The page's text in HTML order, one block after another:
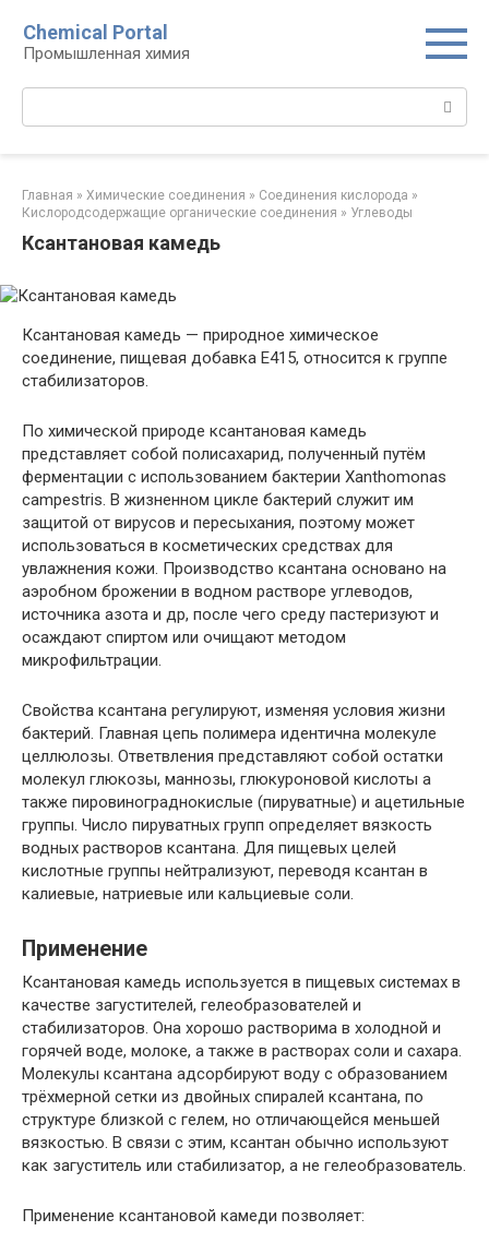
контенту
Chemical Portal
Промышленная химия
Главная » Химические соединения » Соединения кислорода‎ »
Кислородсодержащие органические соединения‎ » Углеводы‎
Ксантановая камедь
Ксантановая камедь — природное химическое
соединение, пищевая добавка Е415, относится к группе
стабилизаторов.
По химической природе ксантановая камедь
представляет собой полисахарид, полученный путём
ферментации с использованием бактерии Xanthomonas
campestris. В жизненном цикле бактерий служит им
защитой от вирусов и пересыхания, поэтому может
использоваться в косметических средствах для
увлажнения кожи. Производство ксантана основано на
аэробном брожении в водном растворе углеводов,
источника азота и др, после чего среду пастеризуют и
осаждают спиртом или очищают методом
микрофильтрации.
Свойства ксантана регулируют, изменяя условия жизни
бактерий. Главная цепь полимера идентична молекуле
целлюлозы. Ответвления представляют собой остатки
молекул глюкозы, маннозы, глюкуроновой кислоты а
также пировинограднокислые (пируватные) и ацетильные
группы. Число пируватных групп определяет вязкость
водных растворов ксантана. Для пищевых целей
кислотные группы нейтрализуют, переводя ксантан в
калиевые, натриевые или кальциевые соли.
Применение
Ксантановая камедь используется в пищевых системах в
качестве загустителей, гелеобразователей и
стабилизаторов. Она хорошо растворима в холодной и
горячей воде, молоке, а также в растворах соли и сахара.
Молекулы ксантана адсорбируют воду с образованием
трёхмерной сетки из двойных спиралей ксантана, по
структуре близкой с гелем, но отличающейся меньшей
вязкостью. В связи с этим, ксантан обычно используют
как загуститель или стабилизатор, а не гелеобразователь.
Применение ксантановой камеди позволяет: